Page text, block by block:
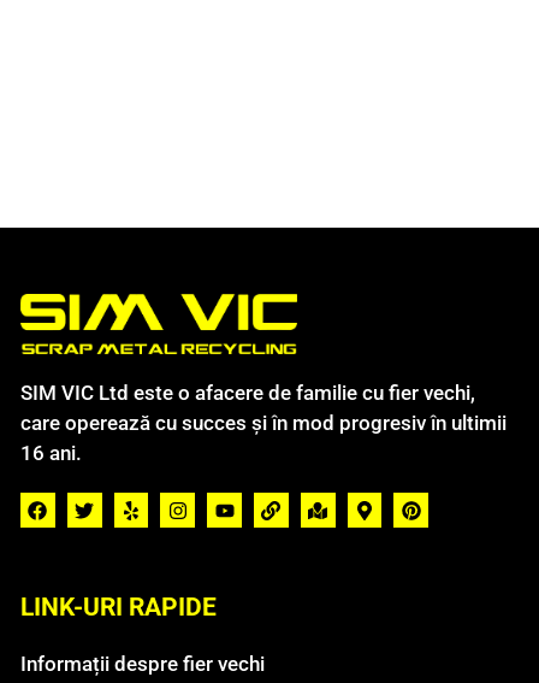
SIM VIC Ltd este o afacere de familie cu fier vechi,
care operează cu succes și în mod progresiv în ultimii
16 ani.
LINK-URI RAPIDE
Informații despre fier vechi